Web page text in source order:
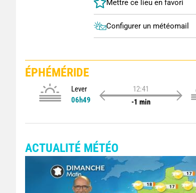
Configurer un météomail
ÉPHÉMÉRIDE
Lever
06h49
12:41
-1 min
ACTUALITÉ MÉTÉO